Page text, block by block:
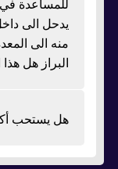
للمساعدة في
يدحل الى
منه الى
البراز هل
هل يستحب